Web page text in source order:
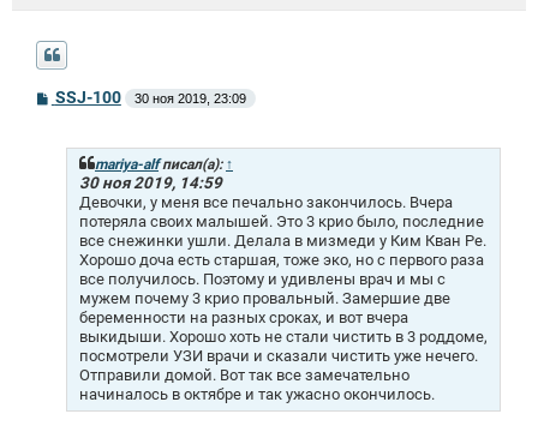
СSSJ-100 30 ноя 2019, 23:09
mariya-alfписал(а): ↑
30 ноя 2019, 14:59
Девочки, у меня все печально закончилось. Вчера
потеряла своих малышей. Это 3 крио было, последние
все снежинки ушли. Делала в мизмеди у Ким Кван Ре.
Хорошо доча есть старшая, тоже эко, но с первого раза
все получилось. Поэтому и удивлены врач и мы с
мужем почему 3 крио провальный. Замершие две
беременности на разных сроках, и вот вчера
выкидыши. Хорошо хоть не стали чистить в 3 роддоме,
посмотрели УЗИ врачи и сказали чистить уже нечего.
Отправили домой. Вот так все замечательно
начиналось в октябре и так ужасно окончилось.